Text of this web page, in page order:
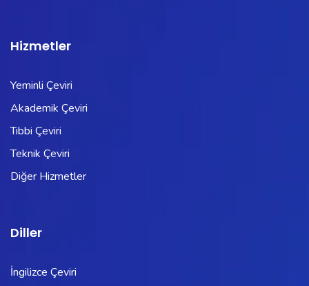
Hizmetler
Yeminli Çeviri
Akademik Çeviri
Tıbbi Çeviri
Teknik Çeviri
Diğer Hizmetler
Diller
İngilizce Çeviri